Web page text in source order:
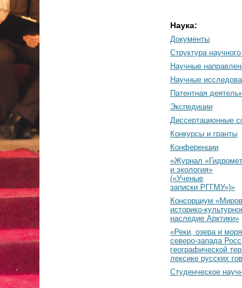
Наука:
Документы
Cтруктура
Научные
Научные
Патентная
Экспедиции
Диссертационные
Конкурсы и гранты
Конференции
«Журнал
и экология»
(«Ученые
записки РГГМУ»)»
Консорциум
историко-
наследие Арктики»
«Реки, озера и моря
северо-запада
географической
лексике русских
Студенческое